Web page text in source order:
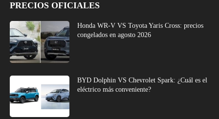
PRECIOS OFICIALES
Honda WR-V VS Toyota Yaris Cross: precios
congelados en agosto 2026
BYD Dolphin VS Chevrolet Spark: ¿Cuál es el
eléctrico más conveniente?